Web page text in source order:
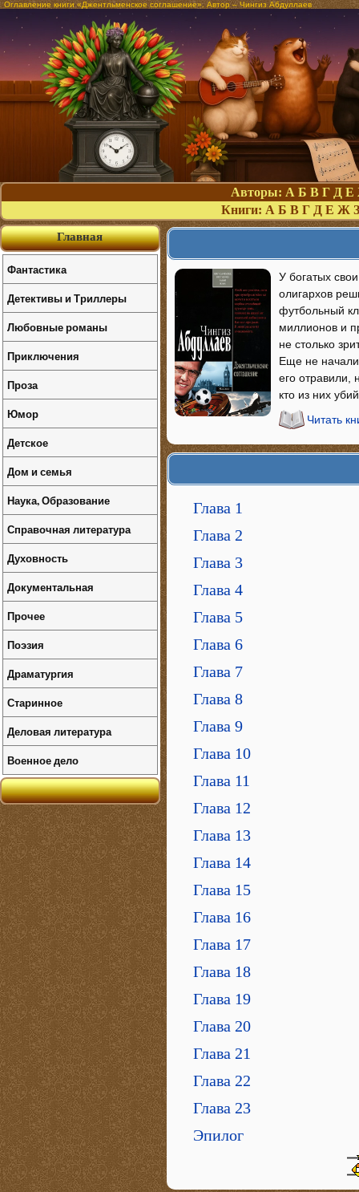
Оглавление книги «Джентльменское соглашение». Автор – Чингиз Абдуллаев
Авторы: А Б В Г Д Е
Книги: А Б В Г Д Е Ж З
У богатых
олигархов
футбольный
миллионов и
не столько
Еще не начали
его отравили,
кто из них
Читать
Глава 1
Глава 2
Глава 3
Глава 4
Глава 5
Глава 6
Глава 7
Глава 8
Глава 9
Глава 10
Глава 11
Глава 12
Глава 13
Глава 14
Глава 15
Глава 16
Глава 17
Глава 18
Глава 19
Глава 20
Глава 21
Глава 22
Глава 23
Эпилог
Главная
Фантастика
Детективы и Триллеры
Любовные романы
Приключения
Проза
Юмор
Детское
Дом и семья
Наука, Образование
Справочная литература
Духовность
Документальная
Прочее
Поэзия
Драматургия
Старинное
Деловая литература
Военное дело